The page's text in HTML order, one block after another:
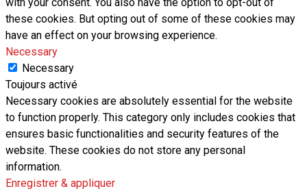
these cookies. But opting out of some of these cookies may
have an effect on your browsing experience.
Necessary
Necessary
Toujours activé
Necessary cookies are absolutely essential for the website
to function properly. This category only includes cookies that
ensures basic functionalities and security features of the
website. These cookies do not store any personal
information.
Enregistrer & appliquer